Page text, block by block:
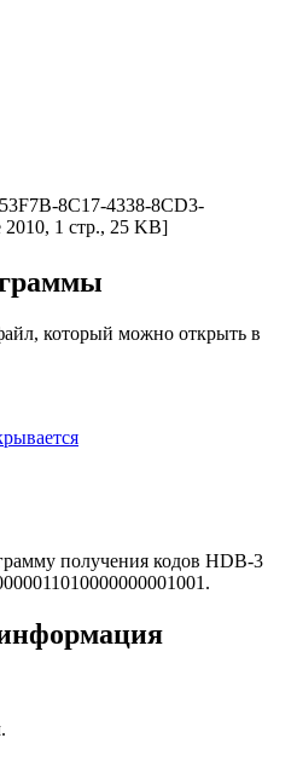
8C17-4338-8CD3-
2010, 1 стр., 25 KB]
который можно открыть в
получения кодов HDB-3